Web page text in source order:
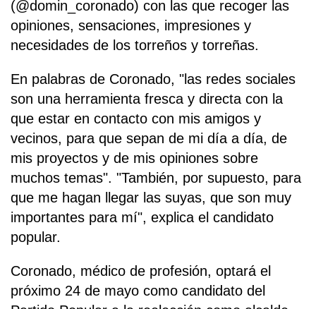
(@domin_coronado) con las que recoger las
opiniones, sensaciones, impresiones y
necesidades de los torreños y torreñas.
En palabras de Coronado, "las redes sociales
son una herramienta fresca y directa con la
que estar en contacto con mis amigos y
vecinos, para que sepan de mi día a día, de
mis proyectos y de mis opiniones sobre
muchos temas". "También, por supuesto, para
que me hagan llegar las suyas, que son muy
importantes para mí", explica el candidato
popular.
Coronado, médico de profesión, optará el
próximo 24 de mayo como candidato del